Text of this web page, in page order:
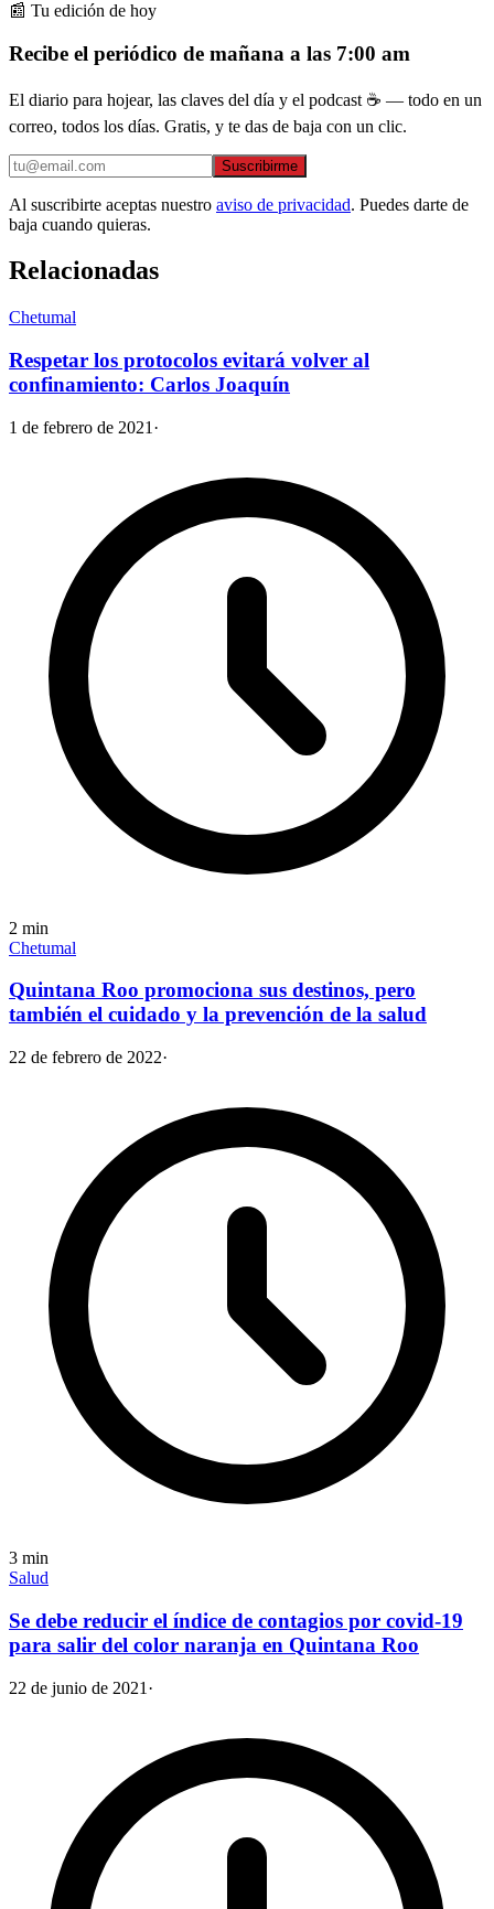
📰 Tu edición de hoy
Recibe el periódico de mañana a las 7:00 am
El diario para hojear, las claves del día y el podcast ☕ — todo en un
correo, todos los días. Gratis, y te das de baja con un clic.
Suscribirme
Al suscribirte aceptas nuestro aviso de privacidad. Puedes darte de
baja cuando quieras.
Relacionadas
Chetumal
Respetar los protocolos evitará volver al
confinamiento: Carlos Joaquín
1 de febrero de 2021 ·
2 min
Chetumal
Quintana Roo promociona sus destinos, pero
también el cuidado y la prevención de la salud
22 de febrero de 2022·
3 min
Salud
Se debe reducir el índice de contagios por covid-19
para salir del color naranja en Quintana Roo
22 de junio de 2021 ·